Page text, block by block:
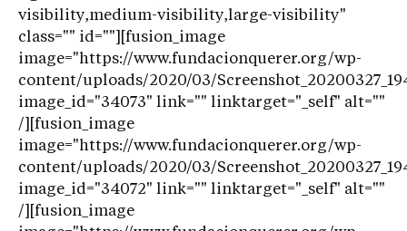
visibility,medium-visibility,large-visibility"
class="" id=""][fusion_image
image="https://www.fundacionquerer.org/wp-
content/uploads/2020/03/
image_id="34073" link="" linktarget="_self" alt=""
/][fusion_image
image="https://www.fundacionquerer.org/wp-
content/uploads/2020/03/
image_id="34072" link="" linktarget="_self" alt=""
/][fusion_image